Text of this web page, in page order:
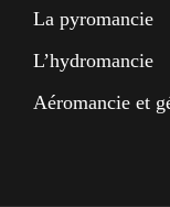
La pyromancie
L’hydromancie
Aéromancie et